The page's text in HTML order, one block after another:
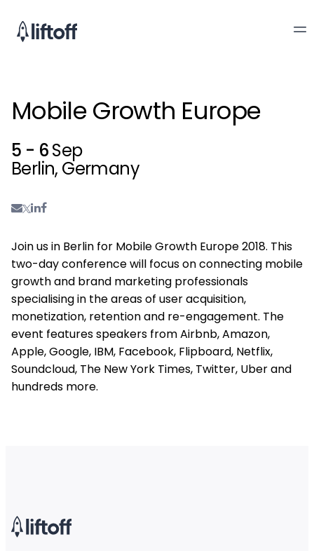
Mobile Growth Europe
5 - 6Sep
Berlin, Germany
Join us in Berlin for Mobile Growth Europe 2018. This
two-day conference will focus on connecting mobile
growth and brand marketing professionals
specialising in the areas of user acquisition,
monetization, retention and re-engagement. The
event features speakers from Airbnb, Amazon,
Apple, Google, IBM, Facebook, Flipboard, Netflix,
Soundcloud, The New York Times, Twitter, Uber and
hundreds more.